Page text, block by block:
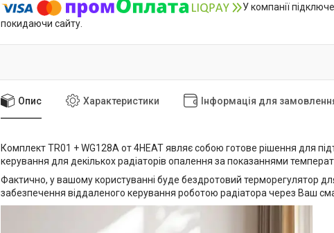
У компанії
покидаючи сайту.
Опис Характеристики Інформація для
Комплект TR01 + WG128A от 4HEAT являє собою готове рішення для
керування для декількох радіаторів опалення за показаннями
Фактично, у вашому користуванні буде бездротовий терморегулятор
забезпечення віддаленого керування роботою радіатора через Ваш